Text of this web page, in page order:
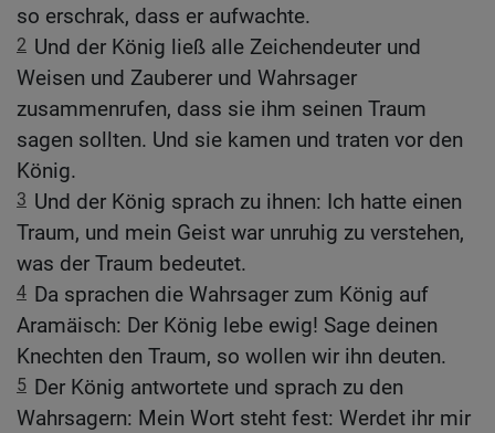
so erschrak, dass er aufwachte.
2 Und der König ließ alle Zeichendeuter und
Weisen und Zauberer und Wahrsager
zusammenrufen, dass sie ihm seinen Traum
sagen sollten. Und sie kamen und traten vor den
König.
3 Und der König sprach zu ihnen: Ich hatte einen
Traum, und mein Geist war unruhig zu verstehen,
was der Traum bedeutet.
4 Da sprachen die Wahrsager zum König auf
Aramäisch: Der König lebe ewig! Sage deinen
Knechten den Traum, so wollen wir ihn deuten.
5 Der König antwortete und sprach zu den
Wahrsagern: Mein Wort steht fest: Werdet ihr mir